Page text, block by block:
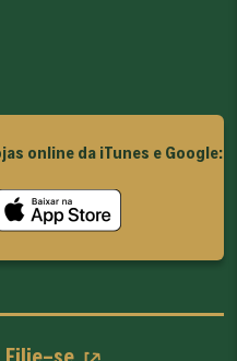
online da iTunes e Google: